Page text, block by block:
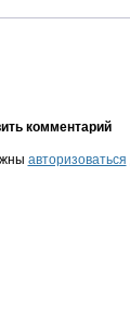
комментарий
авторизоваться